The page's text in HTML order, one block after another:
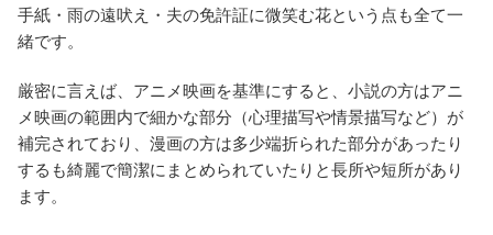
手紙・雨の遠吠え・夫の免許証に微笑む花という点も全て一
緒です。
厳密に言えば、アニメ映画を基準にすると、小説の方はアニ
メ映画の範囲内で細かな部分（心理描写や情景描写など）が
補完されており、漫画の方は多少端折られた部分があったり
するも綺麗で簡潔にまとめられていたりと長所や短所があり
ます。